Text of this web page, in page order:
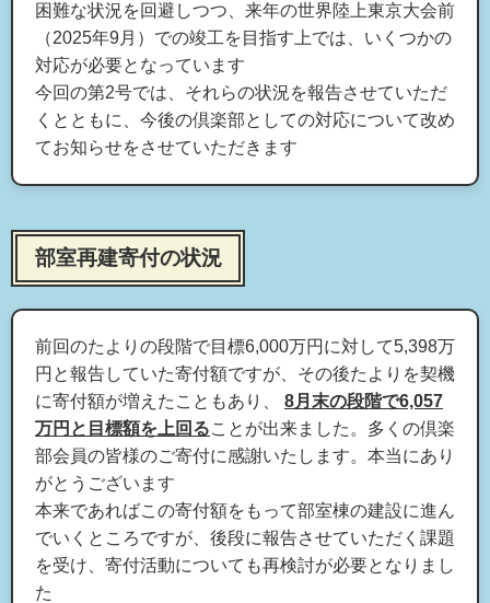
困難な状況を回避しつつ、来年の世界陸上東京大会前
（2025年9月）での竣工を目指す上では、いくつかの
対応が必要となっています
今回の第2号では、それらの状況を報告させていただ
くとともに、今後の倶楽部としての対応について改め
てお知らせをさせていただきます
部室再建寄付の状況
前回のたよりの段階で目標6,000万円に対して5,398万
円と報告していた寄付額ですが、その後たよりを契機
に寄付額が増えたこともあり、 8月末の段階で6,057
万円と目標額を上回ることが出来ました。多くの倶楽
部会員の皆様のご寄付に感謝いたします。本当にあり
がとうございます
本来であればこの寄付額をもって部室棟の建設に進ん
でいくところですが、後段に報告させていただく課題
を受け、寄付活動についても再検討が必要となりまし
た